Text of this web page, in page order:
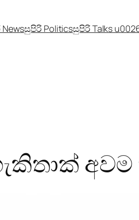
සුපිරි Politicsසුපිරි Talks